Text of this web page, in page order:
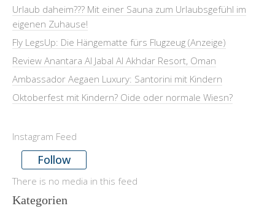
Urlaub daheim??? Mit einer Sauna zum Urlaubsgefühl im
eigenen Zuhause!
Fly LegsUp: Die Hängematte fürs Flugzeug (Anzeige)
Review Anantara Al Jabal Al Akhdar Resort, Oman
Ambassador Aegaen Luxury: Santorini mit Kindern
Oktoberfest mit Kindern? Oide oder normale Wiesn?
Instagram Feed
Follow
There is no media in this feed
Kategorien